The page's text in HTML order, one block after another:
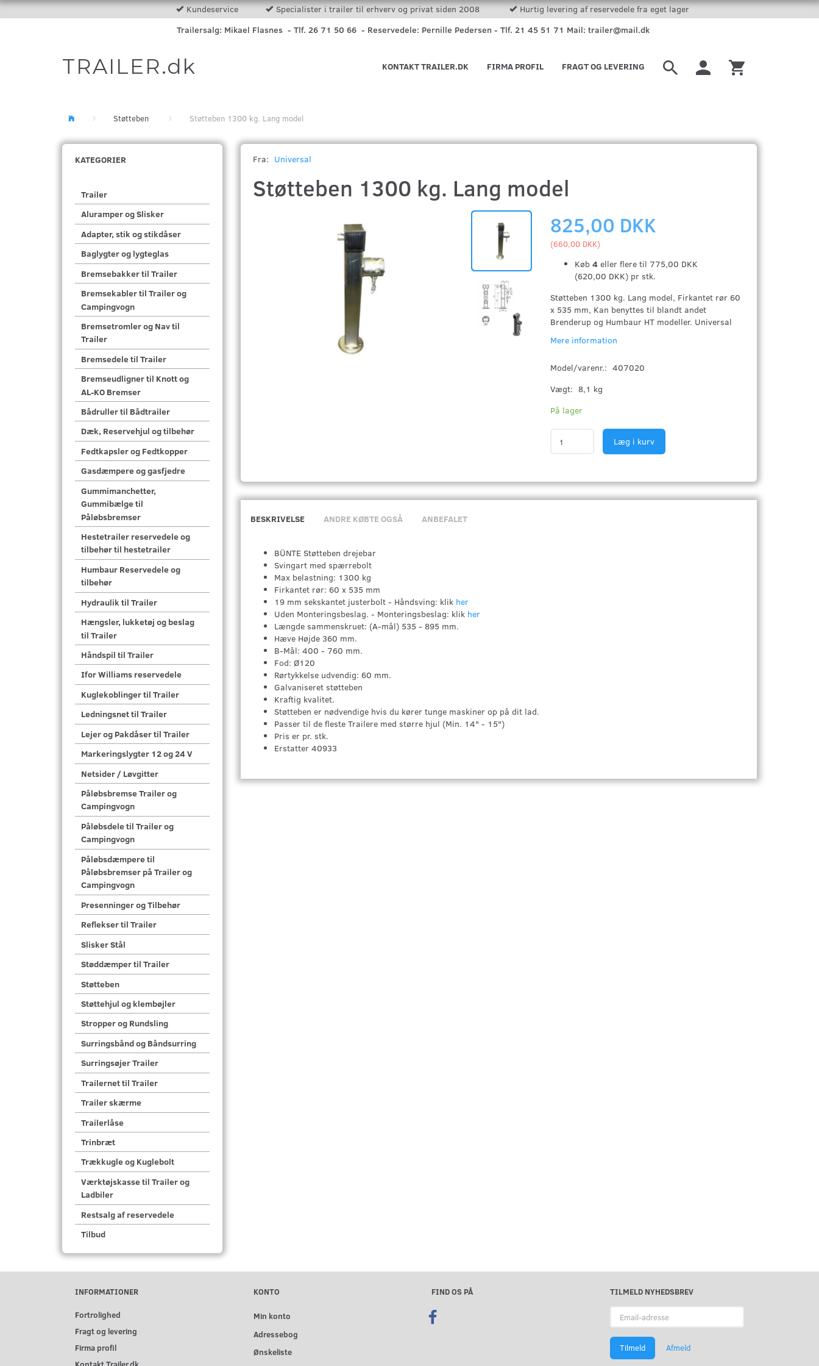
Kundeservice Specialister i trailer til erhverv og privat siden 2008
Hurtig levering af reservedele fra eget lager
Trailersalg: Mikael Flasnes - Tlf. 26 71 50 66 - Reservedele: Pernille Pedersen - Tlf. 21 45 51 71 Mail: trailer@mail.dk
TRAILER.dk FRAGT OG LEVERING
FIRMA PROFIL
KONTAKT TRAILER.DK
Støtteben Støtteben 1300 kg. Lang model
KATEGORIER
Trailer
Aluramper og Slisker
Adapter, stik og stikdåser
Baglygter og lygteglas
Bremsebakker til Trailer
Bremsekabler til Trailer og
Campingvogn
Bremsetromler og Nav til
Trailer
Bremsedele til Trailer
Bremseudligner til Knott og
AL-KO Bremser
Bådruller til Bådtrailer
Dæk, Reservehjul og tilbehør
Fedtkapsler og Fedtkopper
Gasdæmpere og gasfjedre
Gummimanchetter,
Gummibælge til
Påløbsbremser
Hestetrailer reservedele og
tilbehør til hestetrailer
Humbaur Reservedele og
tilbehør
Hydraulik til Trailer
Hængsler, lukketøj og beslag
til Trailer
Håndspil til Trailer
Ifor Williams reservedele
Kuglekoblinger til Trailer
Ledningsnet til Trailer
Lejer og Pakdåser til Trailer
Markeringslygter 12 og 24 V
Netsider / Løvgitter
Påløbsbremse Trailer og
Campingvogn
Påløbsdele til Trailer og
Campingvogn
Påløbsdæmpere til
Påløbsbremser på Trailer og
Campingvogn
Presenninger og Tilbehør
Reflekser til Trailer
Slisker Stål
Støddæmper til Trailer
Støtteben
Støttehjul og klembøjler
Stropper og Rundsling
Surringsbånd og Båndsurring
Surringsøjer Trailer
Trailernet til Trailer
Trailer skærme
Trailerlåse
Trinbræt
Trækkugle og Kuglebolt
Værktøjskasse til Trailer og
Ladbiler
Restsalg af reservedele
Tilbud
Fra: Universal
Støtteben 1300 kg. Lang model
825,00 DKK
(660,00 DKK)
Køb4 eller flere til 775,00 DKK
(620,00 DKK) pr stk.
Støtteben 1300 kg. Lang model, Firkantet rør 60
x 535 mm, Kan benyttes til blandt andet
Brenderup og Humbaur HT modeller. Universal
Mere information
Model/varenr.: 407020
Vægt: 8,1 kg
På lager
Læg i kurv
BESKRIVELSE ANDRE KØBTE OGSÅ ANBEFALET
BÜNTE Støtteben drejebar
Svingart med spærrebolt
Max belastning: 1300 kg
Firkantet rør: 60 x 535 mm
19 mm sekskantet justerbolt - Håndsving: klik her
Uden Monteringsbeslag. - Monteringsbeslag: klik her
Længde sammenskruet: (A-mål) 535 - 895 mm.
Hæve Højde 360 mm.
B-Mål: 400 - 760 mm.
Fod: Ø120
Rørtykkelse udvendig: 60 mm.
Galvaniseret støtteben
Kraftig kvalitet.
Støtteben er nødvendige hvis du kører tunge maskiner op på dit lad.
Passer til de fleste Trailere med større hjul (Min. 14" - 15")
Pris er pr. stk.
Erstatter 40933
INFORMATIONER
Fortrolighed
Fragt og levering
Firma profil
KONTO
Min konto
Adressebog
Ønskeliste
FIND OS PÅ
TILMELD NYHEDSBREV
adresse
Tilmeld Afmeld